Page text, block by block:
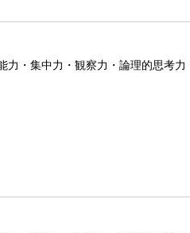
・集中力・観察力・論理的思考力